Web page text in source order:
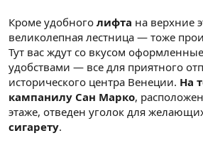
Кроме удобного лифта на верхние
великолепная лестница — тоже
Тут вас ждут со вкусом
удобствами — все для приятного
исторического центра Венеции. На
кампанилу Сан Марко,
этаже, отведен уголок для
сигарету.